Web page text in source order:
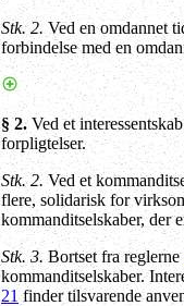
Stk. 2. Ved en omdannet
forbindelse med en
§ 2.Ved et
forpligtelser.
Stk. 2. Ved et
flere, solidarisk for
kommanditselskaber, der
Stk. 3.Bortset fra
kommanditselskaber.
21finder tilsvarende